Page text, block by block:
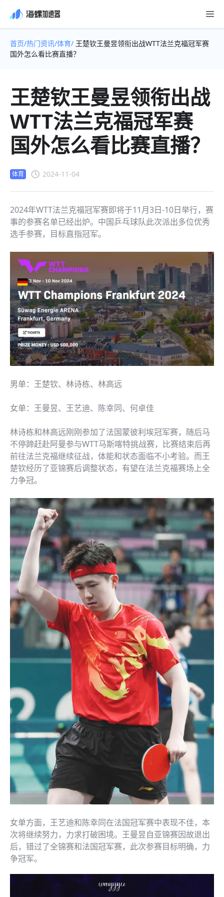
首页/热门资讯/体育/ 王楚钦王曼昱领衔出战WTT法兰克福冠军赛
国外怎么看比赛直播？
王楚钦王曼昱领衔出战
WTT法兰克福冠军赛
国外怎么看比赛直播？
体育 2024-11-04
2024年WTT法兰克福冠军赛即将于11月3日-10日举行，赛
事的参赛名单已经出炉。中国乒乓球队此次派出多位优秀
选手参赛，目标直指冠军。
男单：王楚钦、林诗栋、林高远
女单：王曼昱、王艺迪、陈幸同、何卓佳
林诗栋和林高远刚刚参加了法国蒙彼利埃冠军赛，随后马
不停蹄赶赴阿曼参与WTT马斯喀特挑战赛，比赛结束后再
前往法兰克福继续征战，体能和状态面临不小考验。而王
楚钦经历了亚锦赛后调整状态，有望在法兰克福赛场上全
力争冠。
女单方面，王艺迪和陈幸同在法国冠军赛中表现不佳，本
次将继续努力，力求打破困境。王曼昱自亚锦赛因故退出
后，错过了全锦赛和法国冠军赛，此次参赛目标明确，力
争冠军。